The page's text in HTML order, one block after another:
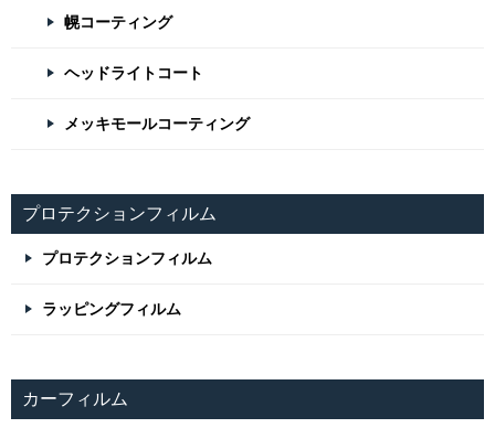
幌コーティング
ヘッドライトコート
メッキモールコーティング
プロテクションフィルム
プロテクションフィルム
ラッピングフィルム
カーフィルム